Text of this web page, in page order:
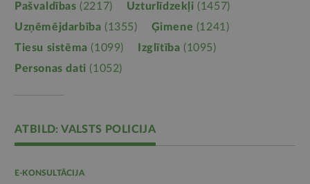
Pašvaldības (2217) Uzturlīdzekļi (1457)
Uzņēmējdarbība (1355) Ģimene (1241)
Tiesu sistēma (1099) Izglītība (1095)
Personas dati (1052)
ATBILD: VALSTS POLICIJA
E-KONSULTĀCIJA